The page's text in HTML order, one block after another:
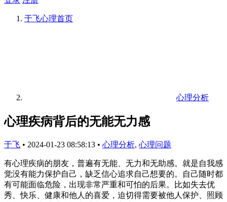
于飞心理首页
心理分析
心理疾病背后的无能无力感
于飞 • 2024-01-23 08:58:13 • 心理分析, 心理问题
有心理疾病的朋友，普遍有无能、无力和无助感。就是自我感
觉没有能力保护自己，缺乏信心追求自己想要的。自己随时都
有可能面临危险，出现非常严重和可怕的后果。比如失去优
秀、快乐、健康和他人的喜爱，迫切得需要被他人保护、照顾